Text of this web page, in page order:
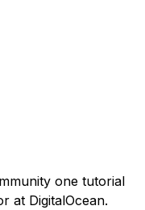
one tutorial
at DigitalOcean.